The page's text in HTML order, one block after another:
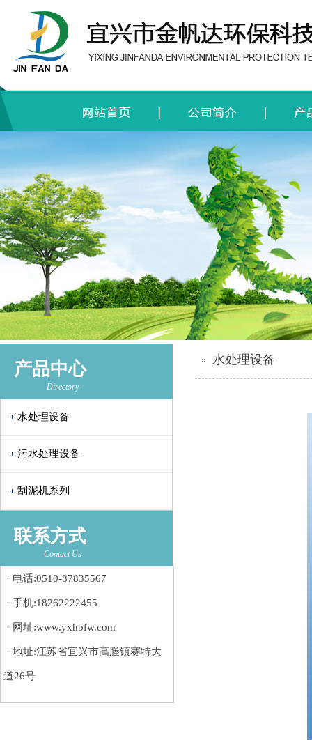
产品中心
Directory
水处理设备
污水处理设备
刮泥机系列
联系方式
Contact Us
· 电话:0510-87835567
· 手机:18262222455
· 网址:www.yxhbfw.com
· 地址:江苏省宜兴市高塍镇赛特大
道26号
水处理设备